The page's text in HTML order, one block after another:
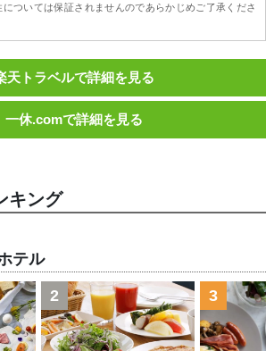
ついては保証されませんのであらかじめご了承くださ
天トラベルで詳細を見る
一休.comで詳細を見る
キング
テル
2 3